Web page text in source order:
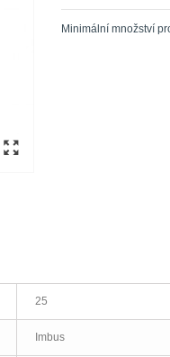
Minimální množství
25
Imbus